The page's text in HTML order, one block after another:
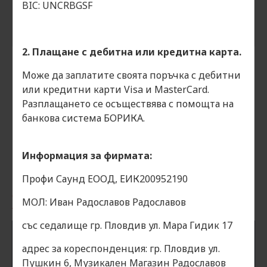
BIC: UNCRBGSF
2. Плащане с дебитна или кредитна карта.
Може да заплатите своята поръчка с дебитни
или кредитни карти Visa и MasterCard.
Разплащането се осъществява с помощта на
банкова система БОРИКА.
Информация за фирмата:
Профи Саунд ЕООД, ЕИК200952190
МОЛ: Иван Радославов Радославов
със седалище гр. Пловдив ул. Мара Гидик 17
адрес за кореспонденция: гр. Пловдив ул.
Пушкин 6, Музикален Магазин Радославов
Материал на корпуса /
ОТЗИВИ
Етикети: тонколонa Oberton S122
ОЩЕ ОТ КАТЕГОРИЯТА ОЩЕ ОТ МАКРАТА